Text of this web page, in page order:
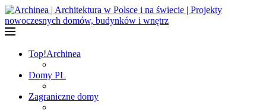
Top!Archinea
Domy PL
Zagraniczne domy